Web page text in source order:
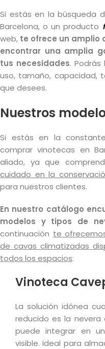
Si estás en la búsqueda
Barcelona, o un producto
web, te ofrece un amplio
encontrar una amplia
tus necesidades.
uso, tamaño, capacidad,
que desees.
Nuestros
Si estás en la
comprar vinotecas en
aliado, ya que
cuidado en la
para nuestros clientes.
En nuestro catálogo
modelos y tipos de
continuación te
de cavas climatizadas
todos los espacios:
Vinoteca
La solución idónea
reducido es la nevera
puede integrar en
visible. Ideal para